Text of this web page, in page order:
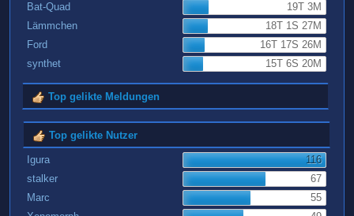
Bat-Quad
19T 3M
Lämmchen
18T 1S 27M
Ford
16T 17S 26M
synthet
15T 6S 20M
Top gelikte Meldungen
Top gelikte Nutzer
Igura
116
stalker
67
Marc
55